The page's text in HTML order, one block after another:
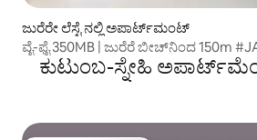
ಜುರೆರೇ ಲೆಸ್ಟೆ ನಲ್ಲಿ ಅಪಾರ್ಟ್‌ಮಂಟ್
ವೈ-ಫೈ 350MB | ಜುರೆರೆ ಬೀಚ್‌ನಿಂದ 150m
ಕುಟುಂಬ-ಸ್ನೇಹಿ